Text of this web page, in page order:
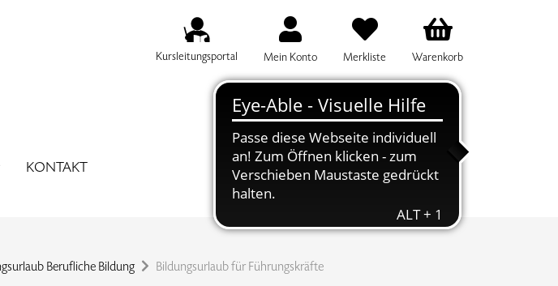
Kursleitungsportal Mein Konto Merkliste Warenkorb
KONTAKT
SUCHBEGRIFF FÜR DIE KURSSUCHE EINGEBEN
Berufliche Bildung Bildungsurlaub für Führungskräfte